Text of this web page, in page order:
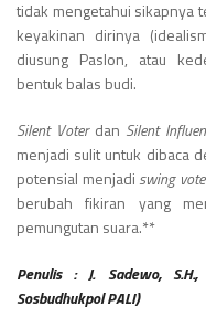
tidak mengetahui sikapnya
keyakinan dirinya
diusung Paslon, atau
bentuk balas budi.
Silent Voterdan Silent
menjadi sulit untuk dibaca
potensial menjadi swing
berubah fikiran yang
pemungutan suara.**
Penulis : J. Sadewo,
Sosbudhukpol PALI)